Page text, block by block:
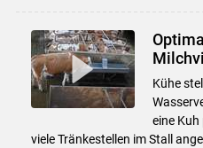
Kühe
eine
viele Tränkestellen im Stall